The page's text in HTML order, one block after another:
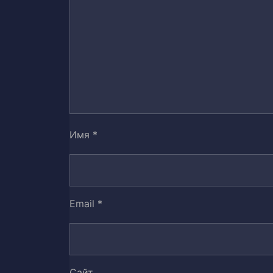
40 Том 1. Глава 33. Лечение
41 Том 1. Глава 34. Внешний Мир
Имя *
Email *